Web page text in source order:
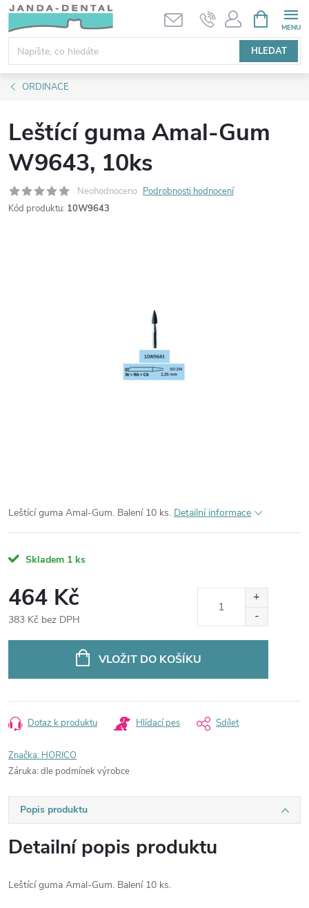
Přejít
obsah
HLEDAT
NÁKUPNÍ
KOŠÍK
ORDINACE
Leštící guma Amal-Gum
W9643, 10ks
Neohodnoceno Podrobnosti hodnocení
Kód produktu: 10W9643
Leštící guma Amal-Gum. Balení 10 ks. Detailní informace
Skladem 1 ks
464 Kč
383 Kč bez DPH
VLOŽIT DO KOŠÍKU
Dotaz k produktu Hlídací pes Sdílet
Značka: HORICO
Záruka: dle podmínek výrobce
Popis produktu
Detailní popis produktu
Leštící guma Amal-Gum. Balení 10 ks.